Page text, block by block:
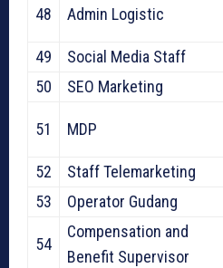
48 Admin Logistic
49
Social Media Staff
50
SEO Marketing
51 MDP
52
Staff Telemarketing
53
Operator Gudang
54
Compensation and
Benefit Supervisor